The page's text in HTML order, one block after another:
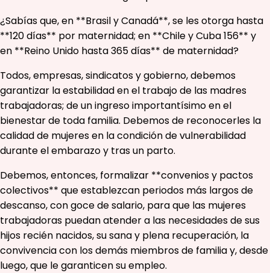
¿Sabías que, en **Brasil y Canadá**, se les otorga hasta
**120 días** por maternidad; en **Chile y Cuba 156** y
en **Reino Unido hasta 365 días** de maternidad?
Todos, empresas, sindicatos y gobierno, debemos
garantizar la estabilidad en el trabajo de las madres
trabajadoras; de un ingreso importantísimo en el
bienestar de toda familia. Debemos de reconocerles la
calidad de mujeres en la condición de vulnerabilidad
durante el embarazo y tras un parto.
Debemos, entonces, formalizar **convenios y pactos
colectivos** que establezcan periodos más largos de
descanso, con goce de salario, para que las mujeres
trabajadoras puedan atender a las necesidades de sus
hijos recién nacidos, su sana y plena recuperación, la
convivencia con los demás miembros de familia y, desde
luego, que le garanticen su empleo.